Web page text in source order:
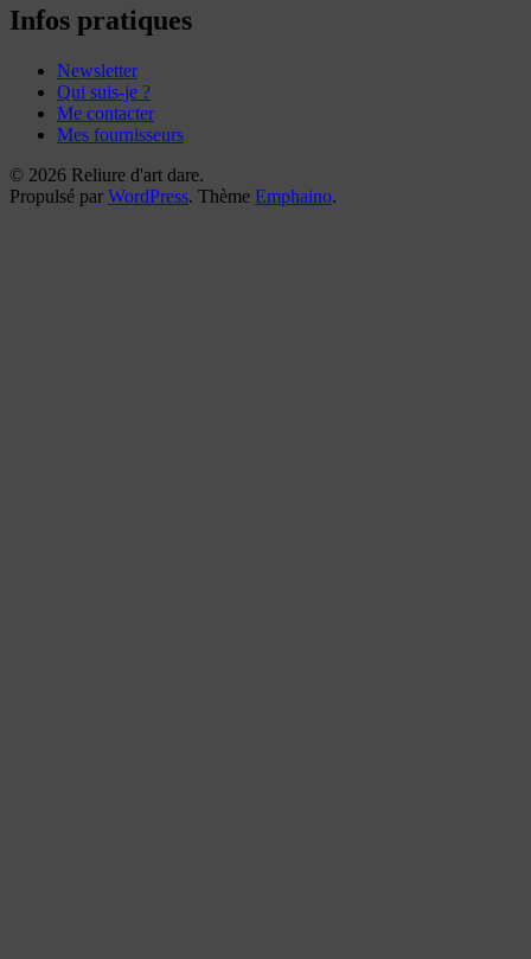
reliures
Infos pratiques
Newsletter
Qui suis-je ?
Me contacter
Mes fournisseurs
© 2026 Reliure d'art dare.
Propulsé par WordPress. Thème Emphaino.